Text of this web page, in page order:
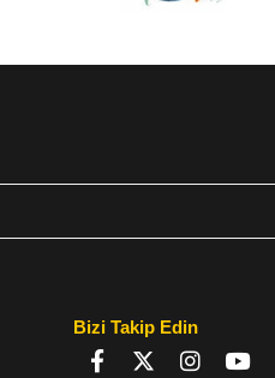
Bizi Takip Edin